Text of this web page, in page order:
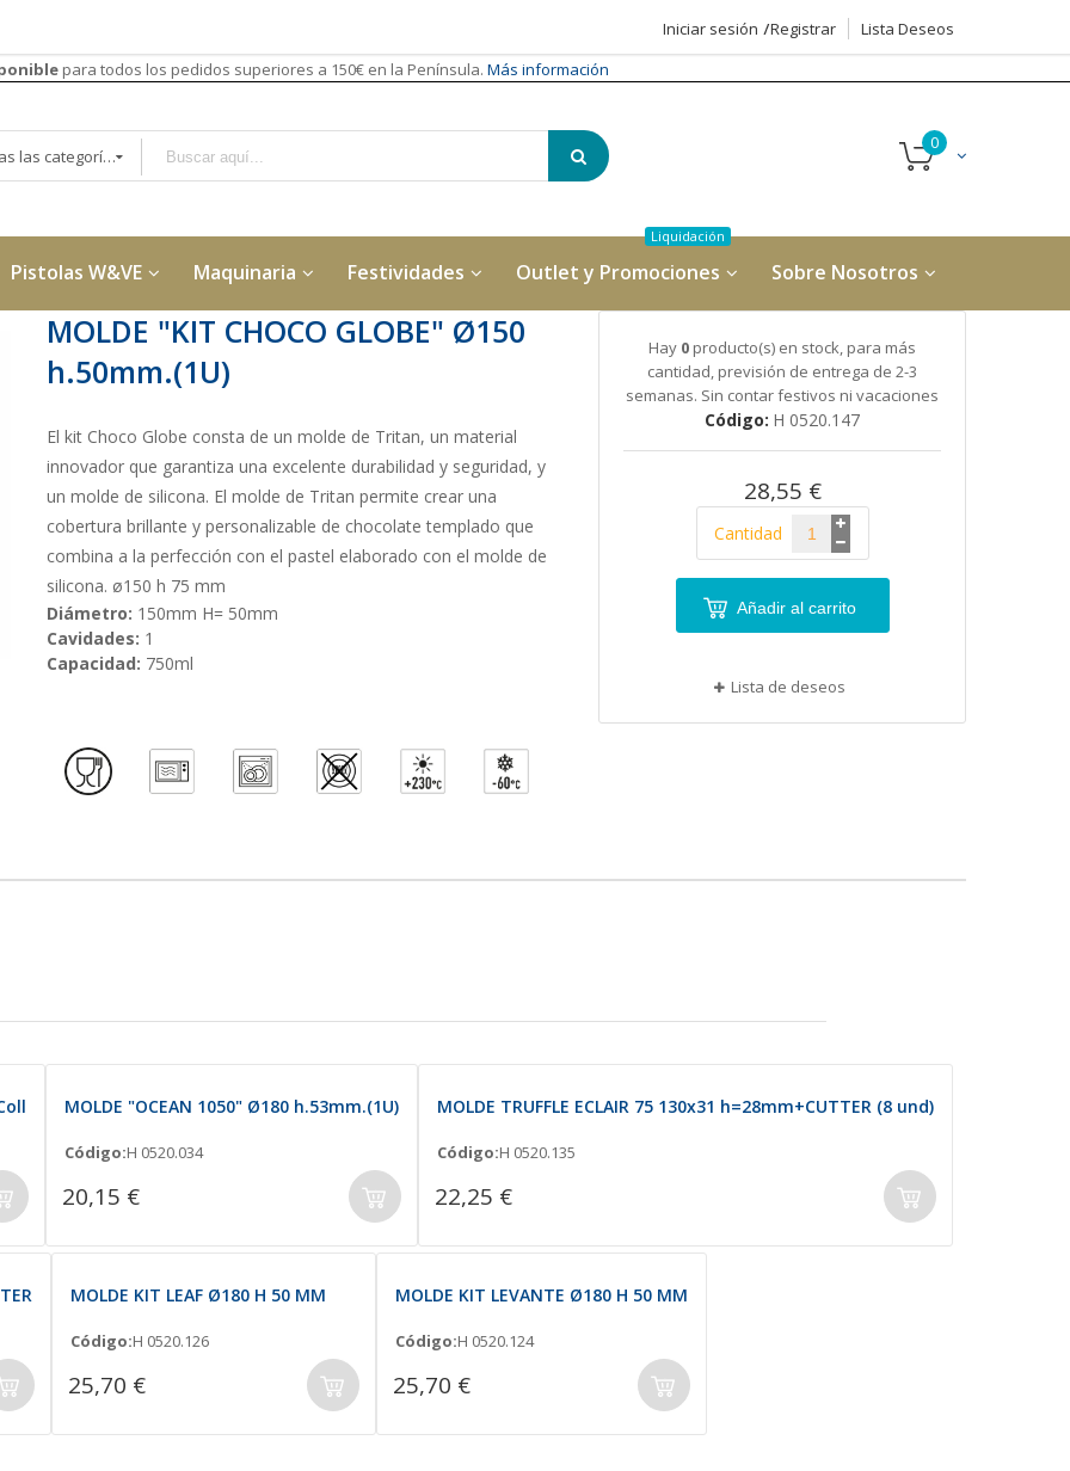
Iniciar sesión Registrar
Lista Deseos
para todos los pedidos superiores a 150€ en la Península. Más información
Todas las categorías
Pistolas W&VE Maquinaria Festividades Outlet y Promociones Sobre Nosotros
Hay 0 producto(s) en stock, para más
cantidad, previsión de entrega de 2-3
semanas. Sin contar festivos ni vacaciones
Código H 0520.147
28,55 €
Cantidad
Añadir al carrito
Lista de deseos
MOLDE "KIT CHOCO GLOBE" Ø150
h.50mm.(1U)
El kit Choco Globe consta de un molde de Tritan, un material
innovador que garantiza una excelente durabilidad y seguridad, y
un molde de silicona. El molde de Tritan permite crear una
cobertura brillante y personalizable de chocolate templado que
combina a la perfección con el pastel elaborado con el molde de
silicona. ø150 h 75 mm
Diámetro: 150mm H= 50mm
Cavidades: 1
Capacidad: 750ml
MOLDE "OCEAN 1050" Ø180 h.53mm.(1U)
Código:H 0520.034
20,15 €
MOLDE TRUFFLE ECLAIR 75 130x31 h=28mm+CUTTER (8 und)
Código:H 0520.135
22,25 €
MOLDE KIT LEAF Ø180 H 50 MM
Código:H 0520.126
25,70 €
MOLDE KIT LEVANTE Ø180 H 50 MM
Código:H 0520.124
25,70 €